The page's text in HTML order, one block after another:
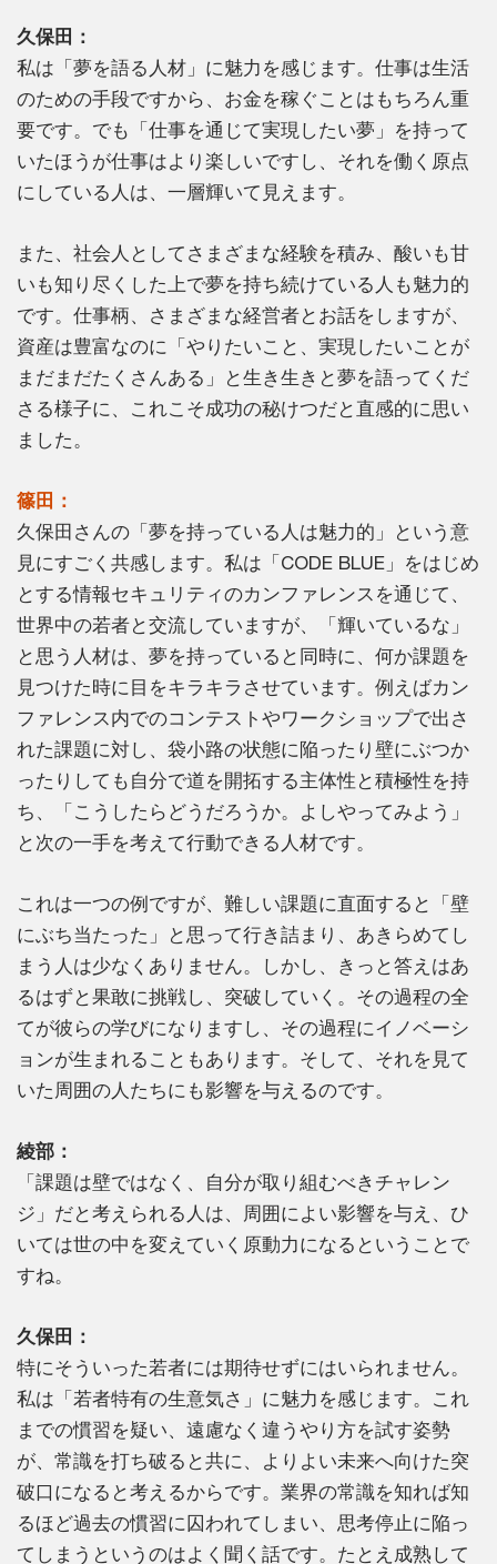
久保田：
私は「夢を語る人材」に魅力を感じます。仕事は生活
のための手段ですから、お金を稼ぐことはもちろん重
要です。でも「仕事を通じて実現したい夢」を持って
いたほうが仕事はより楽しいですし、それを働く原点
にしている人は、一層輝いて見えます。
また、社会人としてさまざまな経験を積み、酸いも甘
いも知り尽くした上で夢を持ち続けている人も魅力的
です。仕事柄、さまざまな経営者とお話をしますが、
資産は豊富なのに「やりたいこと、実現したいことが
まだまだたくさんある」と生き生きと夢を語ってくだ
さる様子に、これこそ成功の秘けつだと直感的に思い
ました。
篠田：
久保田さんの「夢を持っている人は魅力的」という意
見にすごく共感します。私は「CODE BLUE」をはじめ
とする情報セキュリティのカンファレンスを通じて、
世界中の若者と交流していますが、「輝いているな」
と思う人材は、夢を持っていると同時に、何か課題を
見つけた時に目をキラキラさせています。例えばカン
ファレンス内でのコンテストやワークショップで出さ
れた課題に対し、袋小路の状態に陥ったり壁にぶつか
ったりしても自分で道を開拓する主体性と積極性を持
ち、「こうしたらどうだろうか。よしやってみよう」
と次の一手を考えて行動できる人材です。
これは一つの例ですが、難しい課題に直面すると「壁
にぶち当たった」と思って行き詰まり、あきらめてし
まう人は少なくありません。しかし、きっと答えはあ
るはずと果敢に挑戦し、突破していく。その過程の全
てが彼らの学びになりますし、その過程にイノベーシ
ョンが生まれることもあります。そして、それを見て
いた周囲の人たちにも影響を与えるのです。
綾部：
「課題は壁ではなく、自分が取り組むべきチャレン
ジ」だと考えられる人は、周囲によい影響を与え、ひ
いては世の中を変えていく原動力になるということで
すね。
久保田：
特にそういった若者には期待せずにはいられません。
私は「若者特有の生意気さ」に魅力を感じます。これ
までの慣習を疑い、遠慮なく違うやり方を試す姿勢
が、常識を打ち破ると共に、よりよい未来へ向けた突
破口になると考えるからです。業界の常識を知れば知
るほど過去の慣習に囚われてしまい、思考停止に陥っ
てしまうというのはよく聞く話です。たとえ成熟して